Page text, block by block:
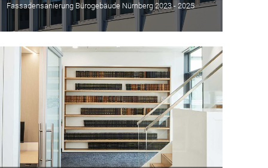
Fassadensanierung Bürogebäude Nürnberg 2023 - 2025